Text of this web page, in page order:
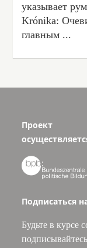
указывает
Krónika:
главным ...
Проект
Подписаться
Будьте в курсе